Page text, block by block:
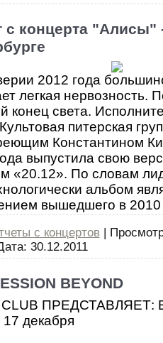
с концерта "Алисы"
2012 года
легкая нервозность.
конец света.
питерская
Константином
выпустила свою
«20.12». По словам
альбом
вышедшего в
с концертов|
30.12.2011
BEYOND
CLUB ПРЕДСТАВЛЯЕТ:
декабря